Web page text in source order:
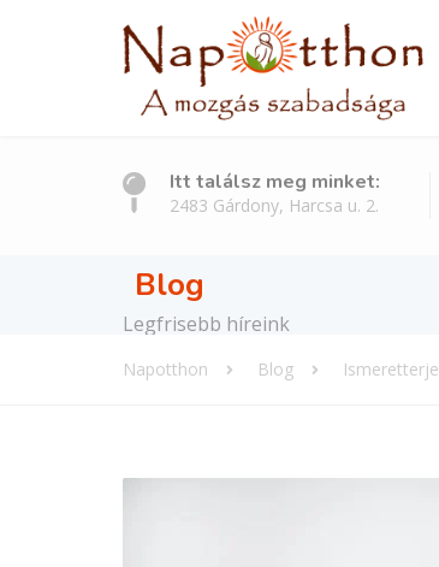
Itt találsz meg minket:
2483 Gárdony, Harcsa u. 2.
Blog
Legfrisebb híreink
Napotthon Blog